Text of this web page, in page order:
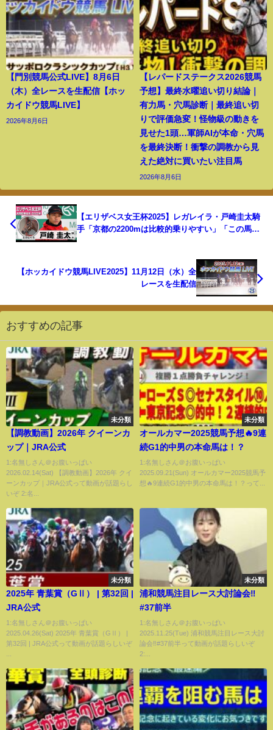
【門別競馬公式LIVE】8月6日
（木）全レースを生配信【ホッ
カイドウ競馬LIVE】
2026年8月6日
【レパードステークス2026競馬
予想】最終水曜追い切り結論｜
有力馬・穴馬診断｜最終追い切
りで評価急変！怪物級の動きを
見せた1頭…軍師AIが本命・穴馬
を最終決断！衝撃の調教から見
えた絶対に買いたい注目馬
2026年8月6日
【エリザベス女王杯2025】レガレイラ・戸崎圭太騎
手「京都の2200mは比較的乗りやすい」「この馬と
【ホッカイドウ競馬LIVE2025】11月12日（水）全
レースを生配信
おすすめの記事
未分類
【調教動画】2026年 クイーンカ
ップ｜JRA公式
1:名無しさん＠お腹いっぱい
2026.02.14(Sat) 【調教動画】2026年 クイ
ーンカップ｜JRA公式って動画が話題らし
いぞ 2:名...
未分類
オールカマー2025競馬予想🔥9連
続G1的中男の本命馬は！？
1:名無しさん＠お腹いっぱい
2025.09.21(Sun) オールカマー2025競馬予
想🔥9連続G1的中男の本命馬は！？って...
未分類
2025年 青葉賞（GⅡ） | 第32回 |
JRA公式
1:名無しさん＠お腹いっぱい
2025.04.26(Sat) 2025年 青葉賞（GⅡ） |
第32回 | JRA公式って動画が話題らしいぞ
未分類
浦和競馬注目レース大討論会‼
#37前半
1:名無しさん＠お腹いっぱい
2025.11.25(Tue) 浦和競馬注目レース大討
論会‼#37前半って動画が話題らしいぞ
2:...